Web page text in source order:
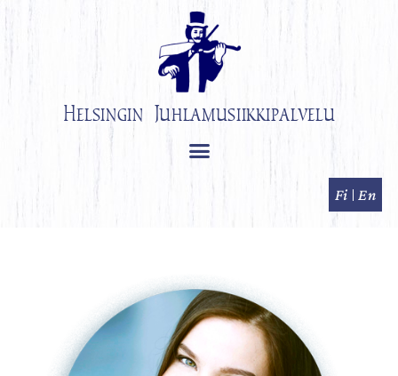
Helsingin Juhlamusiikkipalvelu
Fi En